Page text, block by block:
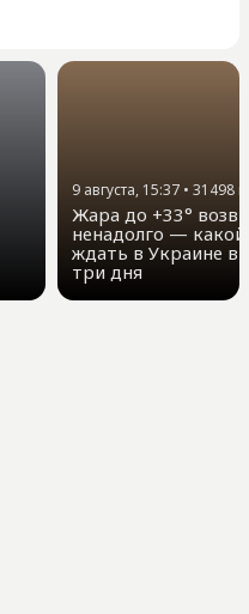
9 августа, 15:37 • 31498
Жара до +33°
ненадолго —
ждать в Украине в
три дня